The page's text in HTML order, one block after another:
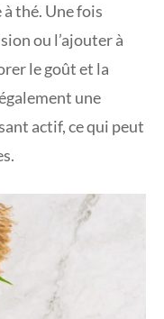
thé. Une fois
ou l’ajouter à
le goût et la
une
actif, ce qui peut